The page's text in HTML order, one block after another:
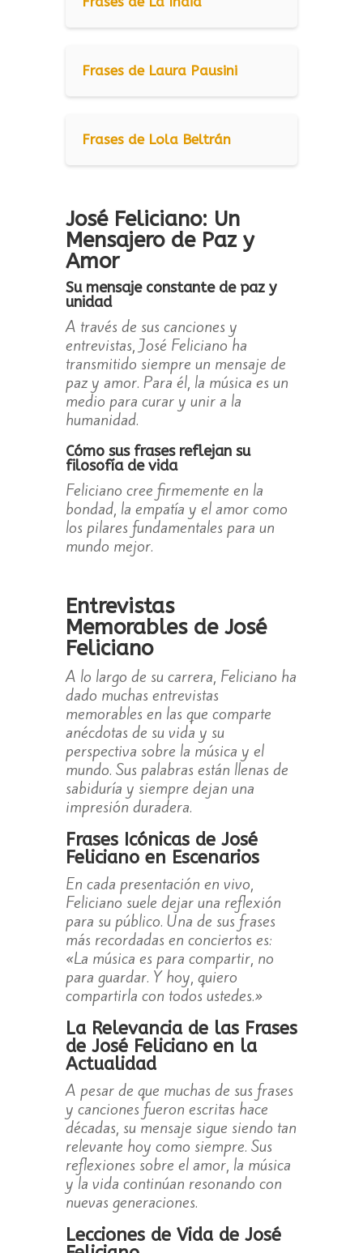
Frases de Laura Pausini
Frases de Lola Beltrán
José Feliciano: Un
Mensajero de Paz y
Amor
Su mensaje constante de paz y
unidad
A través de sus canciones y
entrevistas, José Feliciano ha
transmitido siempre un mensaje de
paz y amor. Para él, la música es un
medio para curar y unir a la
humanidad.
Cómo sus frases reflejan su
filosofía de vida
Feliciano cree firmemente en la
bondad, la empatía y el amor como
los pilares fundamentales para un
mundo mejor.
Entrevistas
Memorables de José
Feliciano
A lo largo de su carrera, Feliciano ha
dado muchas entrevistas
memorables en las que comparte
anécdotas de su vida y su
perspectiva sobre la música y el
mundo. Sus palabras están llenas de
sabiduría y siempre dejan una
impresión duradera.
Frases Icónicas de José
Feliciano en Escenarios
En cada presentación en vivo,
Feliciano suele dejar una reflexión
para su público. Una de sus frases
más recordadas en conciertos es:
«La música es para compartir, no
para guardar. Y hoy, quiero
compartirla con todos ustedes.»
La Relevancia de las Frases
de José Feliciano en la
Actualidad
A pesar de que muchas de sus frases
y canciones fueron escritas hace
décadas, su mensaje sigue siendo tan
relevante hoy como siempre. Sus
reflexiones sobre el amor, la música
y la vida continúan resonando con
nuevas generaciones.
Lecciones de Vida de José